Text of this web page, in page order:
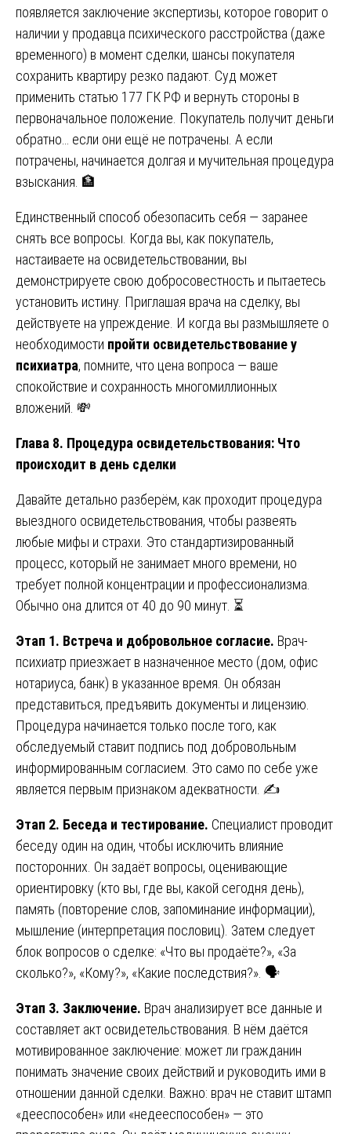
появляется заключение экспертизы, которое говорит о
наличии у продавца психического расстройства (даже
временного) в момент сделки, шансы покупателя
сохранить квартиру резко падают. Суд может
применить статью 177 ГК РФ и вернуть стороны в
первоначальное положение. Покупатель получит деньги
обратно… если они ещё не потрачены. А если
потрачены, начинается долгая и мучительная процедура
взыскания. 🏦
Единственный способ обезопасить себя — заранее
снять все вопросы. Когда вы, как покупатель,
настаиваете на освидетельствовании, вы
демонстрируете свою добросовестность и пытаетесь
установить истину. Приглашая врача на сделку, вы
действуете на упреждение. И когда вы размышляете о
необходимости пройти освидетельствование у
психиатра, помните, что цена вопроса — ваше
спокойствие и сохранность многомиллионных
вложений. 💸
Глава 8. Процедура освидетельствования: Что
происходит в день сделки
Давайте детально разберём, как проходит процедура
выездного освидетельствования, чтобы развеять
любые мифы и страхи. Это стандартизированный
процесс, который не занимает много времени, но
требует полной концентрации и профессионализма.
Обычно она длится от 40 до 90 минут. ⏳
Этап 1. Встреча и добровольное согласие. Врач-
психиатр приезжает в назначенное место (дом, офис
нотариуса, банк) в указанное время. Он обязан
представиться, предъявить документы и лицензию.
Процедура начинается только после того, как
обследуемый ставит подпись под добровольным
информированным согласием. Это само по себе уже
является первым признаком адекватности. ✍️
Этап 2. Беседа и тестирование. Специалист проводит
беседу один на один, чтобы исключить влияние
посторонних. Он задаёт вопросы, оценивающие
ориентировку (кто вы, где вы, какой сегодня день),
память (повторение слов, запоминание информации),
мышление (интерпретация пословиц). Затем следует
блок вопросов о сделке: «Что вы продаёте?», «За
сколько?», «Кому?», «Какие последствия?». 🗣️
Этап 3. Заключение. Врач анализирует все данные и
составляет акт освидетельствования. В нём даётся
мотивированное заключение: может ли гражданин
понимать значение своих действий и руководить ими в
отношении данной сделки. Важно: врач не ставит штамп
«дееспособен» или «недееспособен» — это